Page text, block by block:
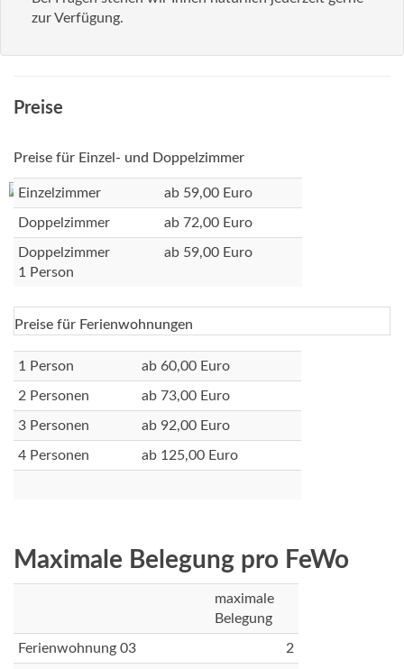
zur Verfügung.
Preise
Preise für Einzel- und Doppelzimmer
Einzelzimmer ab 59,00 Euro
Doppelzimmer ab 72,00 Euro
Doppelzimmer
1 Person
ab 59,00 Euro
Preise für Ferienwohnungen
1 Person ab 60,00 Euro
2 Personen ab 73,00 Euro
3 Personen ab 92,00 Euro
4 Personen ab 125,00 Euro
Maximale Belegung pro FeWo
maximale
Belegung
Ferienwohnung 03 2